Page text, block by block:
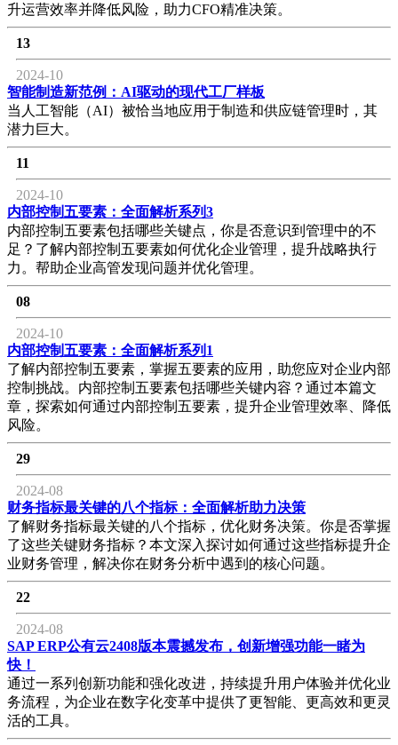
升运营效率并降低风险，助力CFO精准决策。
13
2024-10
智能制造新范例：AI驱动的现代工厂样板
当人工智能（AI）被恰当地应用于制造和供应链管理时，其
潜力巨大。
11
2024-10
内部控制五要素：全面解析系列3
内部控制五要素包括哪些关键点，你是否意识到管理中的不
足？了解内部控制五要素如何优化企业管理，提升战略执行
力。帮助企业高管发现问题并优化管理。
08
2024-10
内部控制五要素：全面解析系列1
了解内部控制五要素，掌握五要素的应用，助您应对企业内部
控制挑战。内部控制五要素包括哪些关键内容？通过本篇文
章，探索如何通过内部控制五要素，提升企业管理效率、降低
风险。
29
2024-08
财务指标最关键的八个指标：全面解析助力决策
了解财务指标最关键的八个指标，优化财务决策。你是否掌握
了这些关键财务指标？本文深入探讨如何通过这些指标提升企
业财务管理，解决你在财务分析中遇到的核心问题。
22
2024-08
SAP ERP公有云2408版本震撼发布，创新增强功能一睹为
快！
通过一系列创新功能和强化改进，持续提升用户体验并优化业
务流程，为企业在数字化变革中提供了更智能、更高效和更灵
活的工具。